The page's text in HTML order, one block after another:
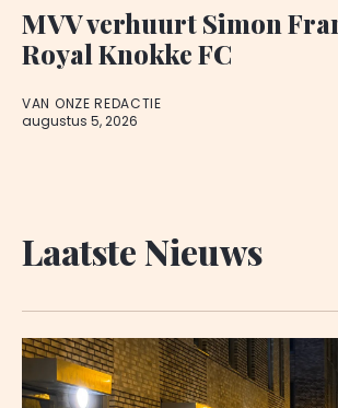
MVV verhuurt Simon
Royal Knokke FC
VAN ONZE REDACTIE
augustus 5, 2026
Laatste Nieuws